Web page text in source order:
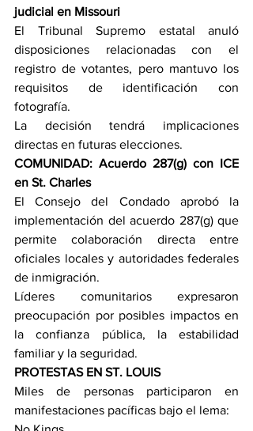
judicial en Missouri
El Tribunal Supremo estatal anuló
disposiciones relacionadas con el
registro de votantes, pero mantuvo los
requisitos de identificación con
fotografía.
La decisión tendrá implicaciones
directas en futuras elecciones.
COMUNIDAD: Acuerdo 287(g) con ICE
en St. Charles
El Consejo del Condado aprobó la
implementación del acuerdo 287(g) que
permite colaboración directa entre
oficiales locales y autoridades federales
de inmigración.
Líderes comunitarios expresaron
preocupación por posibles impactos en
la confianza pública, la estabilidad
familiar y la seguridad.
PROTESTAS EN ST. LOUIS
Miles de personas participaron en
manifestaciones pacíficas bajo el lema: